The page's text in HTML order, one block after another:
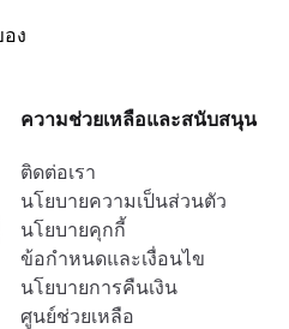
ง
ความช่วยเหลือและสนับสนุน
ติดต่อเรา
นโยบายความเป็นส่วนตัว
นโยบายคุกกี้
ข้อกำหนดและเงื่อนไข
นโยบายการคืนเงิน
ศูนย์ช่วยเหลือ